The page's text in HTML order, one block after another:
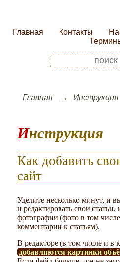
Главная Контакты
Главная Инструкция
Инструкция
Как добавить
сайт
Уделите несколько минут, и
и редактировать свои статьи,
фотографии (фото в том
комментарии к статьям).
В редакторе (в том числе и в
добавляются картинки